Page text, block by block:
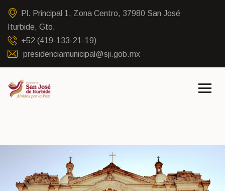
Pl. Principal 1, Zona Centro, 37980 San José
Iturbide, Gto.
+52 (419-133-21-19)
presidenciamunicipal@sji.gob.mx